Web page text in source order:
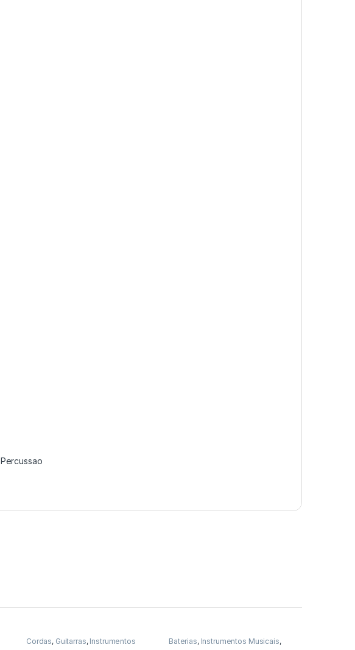
Percussao
Cordas, Guitarras, Instrumentos
Baterias, Instrumentos Musicais,